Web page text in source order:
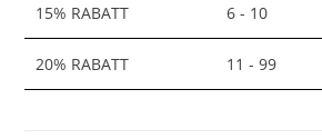
15% RABATT 6 - 10
20% RABATT 11 - 99